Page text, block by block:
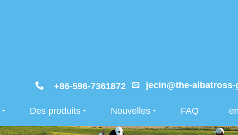
+86-596-7361872 jecin@the-
Des produits Nouvelles FAQ